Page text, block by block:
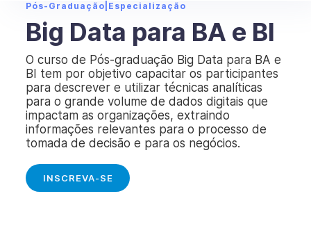
Pós-Graduação Especialização
Big Data para BA e BI
O curso de Pós-graduação Big Data para BA e
BI tem por objetivo capacitar os participantes
para descrever e utilizar técnicas analíticas
para o grande volume de dados digitais que
impactam as organizações, extraindo
informações relevantes para o processo de
tomada de decisão e para os negócios.
INSCREVA-SE